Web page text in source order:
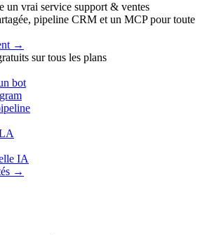
un vrai service support & ventes
pipeline CRM et un MCP pour toute
→
sur tous les plans
bot
IA
→